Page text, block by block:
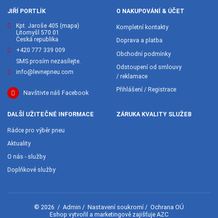
JIŘÍ PORTLÍK
Kpt. Jaroše 405 (mapa)
Litomyšl 570 01
Česká republika
+420 777 339 009
SMS prosím nezasílejte.
info@levnepneu.com
Navštivte náš Facebook
O NAKUPOVÁNÍ & ÚČET
Kompletní kontakty
Doprava a platba
Obchodní podmínky
Odstoupení od smlouvy
/ reklamace
Přihlášení / Registrace
DALŠÍ UŽITEČNÉ INFORMACE
Rádce pro výběr pneu
Aktuality
O nás - služby
Doplňkové služby
ZÁRUKA KVALITY SLUŽEB
© 2026 / Admin / Nastavení soukromí / Ochrana OÚ
Eshop vytvořil a marketingově zajišťuje AZC